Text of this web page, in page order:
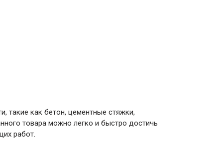
такие как бетон, цементные стяжки,
товара можно легко и быстро достичь
работ.